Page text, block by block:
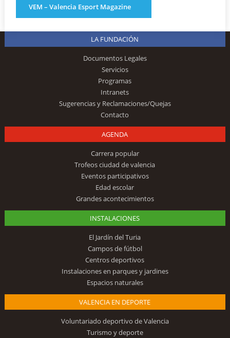
VEM – Valencia Esport Magazine
LA FUNDACIÓN
Documentos Legales
Servicios
Programas
Intranets
Sugerencias y Reclamaciones/Quejas
Contacto
AGENDA
Carrera popular
Trofeos ciudad de valencia
Eventos participativos
Edad escolar
Grandes acontecimientos
INSTALACIONES
El Jardín del Turia
Campos de fútbol
Centros deportivos
Instalaciones en parques y jardines
Espacios naturales
VALENCIA EN DEPORTE
Voluntariado deportivo de Valencia
Turismo y deporte